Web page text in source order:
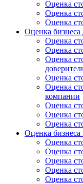
Оценка
Оценка
Оценка
Оценка бизнеса
Оценка
Оценка
Оценка
Оценка
Оценка
компании
Оценка
Оценка
Оценка
Оценка бизнеса
Оценка
Оценка
Оценка
Оценка
Оценка